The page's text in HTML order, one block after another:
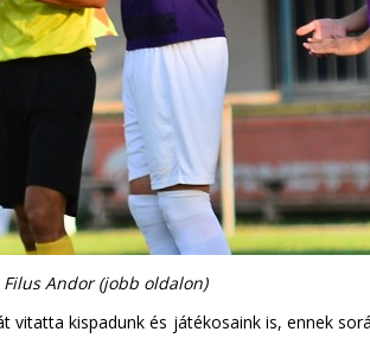
Filus Andor (jobb oldalon)
kispadunk és játékosaink is, ennek